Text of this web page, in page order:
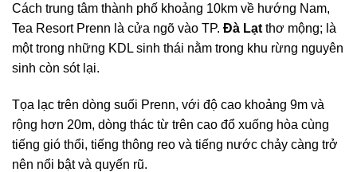
Cách trung tâm thành phố khoảng 10km về hướng Nam,
Tea Resort Prenn là cửa ngõ vào TP. Đà Lạt thơ mộng; là
một trong những KDL sinh thái nằm trong khu rừng nguyên
sinh còn sót lại.
Tọa lạc trên dòng suối Prenn, với độ cao khoảng 9m và
rộng hơn 20m, dòng thác từ trên cao đổ xuống hòa cùng
tiếng gió thổi, tiếng thông reo và tiếng nước chảy càng trở
nên nổi bật và quyến rũ.